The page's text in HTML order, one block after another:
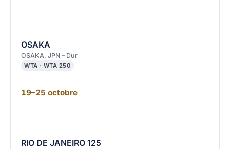
OSAKA
OSAKA, JPN – Dur
WTA · WTA 250
19–25 octobre
RIO DE JANEIRO 125